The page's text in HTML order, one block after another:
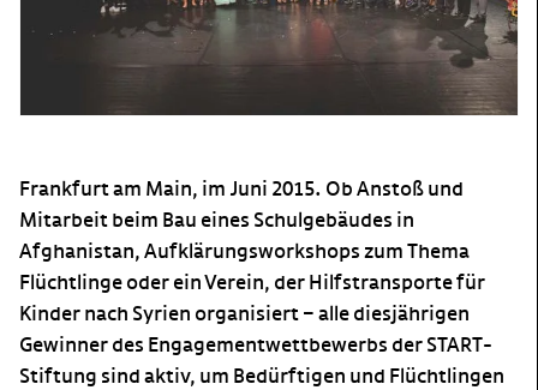
Frankfurt am Main, im Juni 2015. Ob Anstoß und
Mitarbeit beim Bau eines Schulgebäudes in
Afghanistan, Aufklärungsworkshops zum Thema
Flüchtlinge oder ein Verein, der Hilfstransporte für
Kinder nach Syrien organisiert – alle diesjährigen
Gewinner des Engagementwettbewerbs der START-
Stiftung sind aktiv, um Bedürftigen und Flüchtlingen